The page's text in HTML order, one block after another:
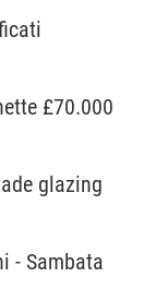
£70.000
glazing
- Sambata